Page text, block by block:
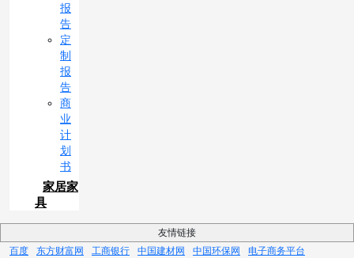
报
告
定
制
报
告
商
业
计
划
书
家居家
具
友情链接
百度
东方财富网 工商银行 中国建材网 中国环保网
电子商务平台